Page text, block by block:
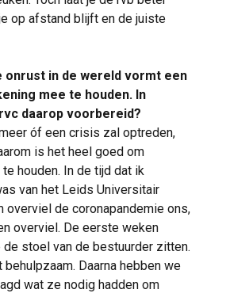
op afstand blijft en de juiste
onrust in de wereld vormt een
mee te houden. In
daarop voorbereid?
óf een crisis zal optreden,
is het heel goed om
houden. In de tijd dat ik
van het Leids Universitair
overviel de coronapandemie ons,
overviel. De eerste weken
stoel van de bestuurder zitten.
Daarna hebben we
wat ze nodig hadden om